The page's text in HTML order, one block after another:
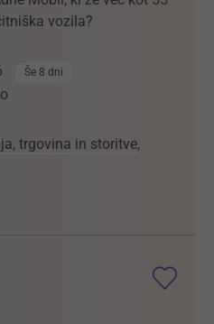
vozila?
Še 8 dni
trgovina in storitve,